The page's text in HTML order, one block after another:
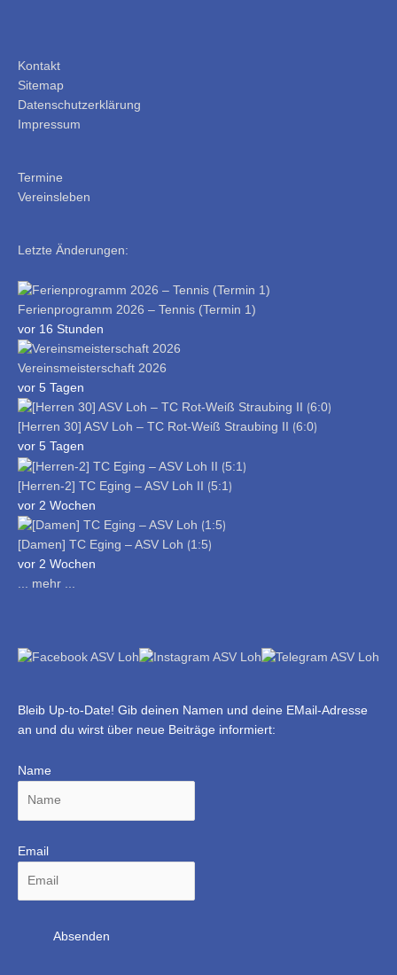
Kontakt
Sitemap
Datenschutzerklärung
Impressum
Termine
Vereinsleben
Letzte Änderungen:
Ferienprogramm 2026 – Tennis (Termin 1)
vor 16 Stunden
Vereinsmeisterschaft 2026
vor 5 Tagen
[Herren 30] ASV Loh – TC Rot-Weiß Straubing II ⟮6:0⟯
vor 5 Tagen
[Herren-2] TC Eging – ASV Loh II ⟮5:1⟯
vor 2 Wochen
[Damen] TC Eging – ASV Loh ⟮1:5⟯
vor 2 Wochen
... mehr ...
Bleib Up-to-Date! Gib deinen Namen und deine EMail-Adresse
an und du wirst über neue Beiträge informiert:
Name
Email